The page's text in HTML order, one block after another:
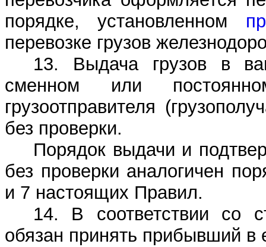
порядке, установленном
перевозке грузов
13. Выдача грузов в
сменном или
грузоотправителя
без проверки.
Порядок выдачи и
без проверки аналогичен
и 7 настоящих Правил.
14. В соответствии со
обязан принять прибывший в